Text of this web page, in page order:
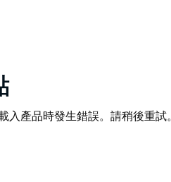
入產品時發生錯誤。請稍後重試。